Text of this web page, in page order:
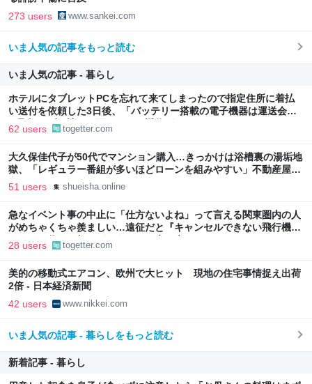
273 users www.sankei.com
いま人気の記事をもっと読む
いま人気の記事 - 暮らし
ホテルにタブレットPCを忘れて来てしまったので指定住所に着払
い送付を依頼した3日後、「バッテリー搭載の電子機器は運送会社
が取扱わず、諦めて下さい」と返信がきた
62 users togetter.com
大久保佳代子が50代でマンション購入…きっかけは浴槽裏の湯垢地
獄、「レギュラー番組が多いほどローンを組みやすい」不動産屋に
言われた“芸能人ならではの事情” | 集英社オンライン
51 users shueisha.online
急なイベント事の中止に「仕方ないよね」って言える関東圏内の人
がめちゃくちゃ羨ましい…遠征だと『キャンセルできない飛行機代
とホテル代』の怒りがどうしても先に来る
28 users togetter.com
美的の移動式エアコン、欧州で大ヒット 現地の住宅事情捉え出荷
2倍 - 日本経済新聞
42 users www.nikkei.com
いま人気の記事 - 暮らしをもっと読む
新着記事 - 暮らし